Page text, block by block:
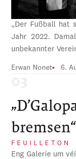
„Der Fußball hat
Jahr 2022.
unbekannter
Erwan Nonet 6.
bremsen“
FEUILLETON
Eng Galerie um